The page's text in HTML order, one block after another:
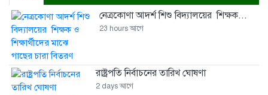
নেত্রকোণা আদর্শ শিশু বিদ্যালয়ের শিক্ষক...
23 hours আগে
রাষ্ট্রপতি নির্বাচনের তারিখ ঘোষণা
2 days আগে